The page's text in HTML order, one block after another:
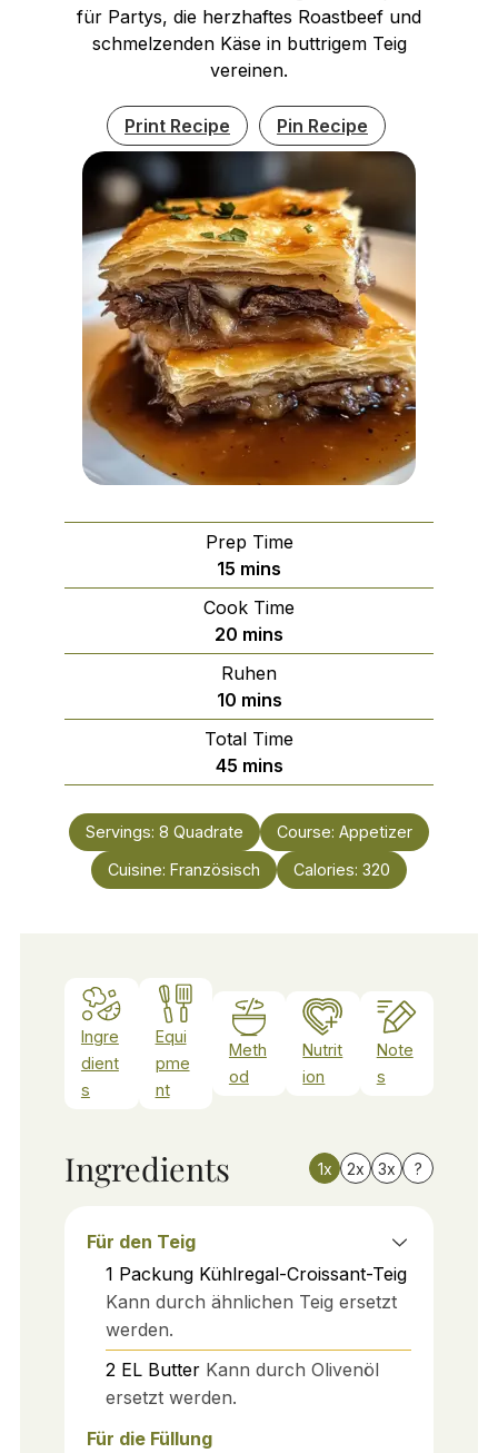
für Partys, die herzhaftes Roastbeef und
schmelzenden Käse in buttrigem Teig
vereinen.
Print Recipe Pin Recipe
Prep Time
15 minutes
mins
Cook Time
20 minutes
mins
Ruhen
10minutes
mins
Total Time
45minutes
mins
Servings: 8 Quadrate Course: Appetizer
Cuisine: Französisch Calories: 320
Ingre
dient
s
Equi
pme
nt
Meth
od
Nutrit
ion
Note
s
Ingredients 1x 2x 3x ?
Für den Teig
1 Packung Kühlregal-Croissant-Teig
Kann durch ähnlichen Teig ersetzt
werden.
2 EL Butter Kann durch Olivenöl
ersetzt werden.
Für die Füllung